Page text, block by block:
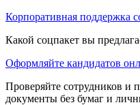
Корпоративная поддержка
Какой соцпакет вы
Оформляйте кандидатов
Проверяйте сотрудников и
документы без бумаг и